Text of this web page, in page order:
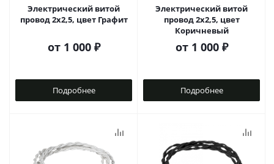
Электрический витой
провод 2x2,5, цвет Графит
от 1 000 ₽
Подробнее
Электрический витой
провод 2x2,5, цвет
Коричневый
от 1 000 ₽
Подробнее